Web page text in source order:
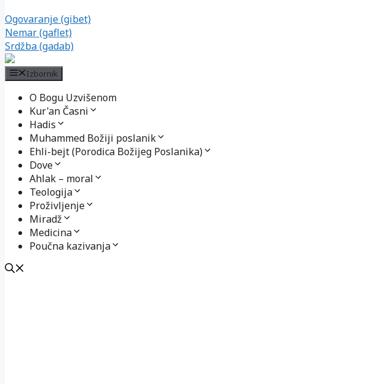
Ogovaranje (gibet)
Nemar (gaflet)
Srdžba (gadab)
Izbornik
O Bogu Uzvišenom
Kur'an Časni
Hadis
Muhammed Božiji poslanik
Ehli-bejt (Porodica Božijeg Poslanika)
Dove
Ahlak – moral
Teologija
Proživljenje
Miradž
Medicina
Poučna kazivanja